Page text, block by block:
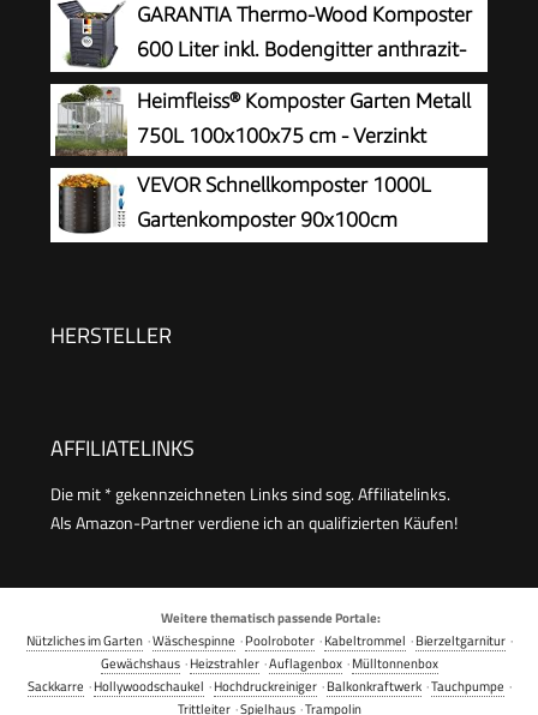
GARANTIA Thermo-Wood Komposter
600 Liter inkl. Bodengitter anthrazit-
braun
Heimfleiss® Komposter Garten Metall
750L 100x100x75 cm - Verzinkt
VEVOR Schnellkomposter 1000L
Gartenkomposter 90x100cm
hitzebeständig Kompostbehälter
HERSTELLER
AFFILIATELINKS
Die mit * gekennzeichneten Links sind sog. Affiliatelinks.
Als Amazon-Partner verdiene ich an qualifizierten Käufen!
Weitere thematisch passende Portale:
Nützliches im Garten·Wäschespinne ·Poolroboter·Kabeltrommel ·Bierzeltgarnitur·
Gewächshaus·Heizstrahler·Auflagenbox·Mülltonnenbox
Sackkarre ·Hollywoodschaukel ·Hochdruckreiniger·Balkonkraftwerk·Tauchpumpe ·
Trittleiter·Spielhaus·Trampolin